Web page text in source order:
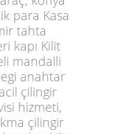
para Kasa
tahta
kapı Kilit
mandalli
anahtar
çilingir
hizmeti,
çilingir